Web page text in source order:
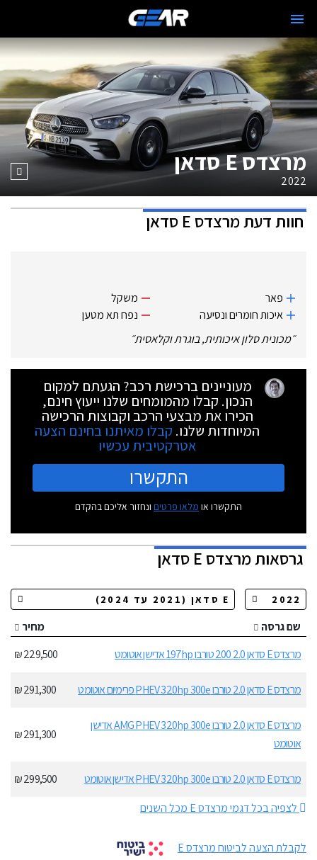
מרצדס E סדאן
2022
חוות דעתמרצדס E סדאן
פאר
איכות חומרים ונסיעה
משקל
נפח תא מטען
״מכונית סלון איכותית, בוגרת וקלאסית״
מעוניינים ברכישת רכב? הגעתם למקום
הנכון. קבלו מהמומחים שלנו ייעוץ חינם,
הכירו את מבצעי הרכב וקבוצות הרכישה
המיוחדות שלנו. קבלו מאיתנו בחינם הצעה
אטרקטיבית עכשיו
התקשרו
התקשרו או מלאו פרטים ונחזור אליכם בהקדם
גרסאותמרצדס E סדאן
שם גרסה
מחיר
מרצדס E סדאן 2.0 200 טורבו 197hp אדישן אוטומט
229,500 ₪
מרצדס E סדאן 2.0 טורבו PHEV 320hp 300e פרימיום אוטומט 291,300 ₪
מרצדס E סדאן 2.0 טורבו AMG PHEV 320hp 300e אדישן
אוטומט
291,300 ₪
מרצדס E סדאן 2.0 טורבו PHEV 320hp 300e אדישן אוטומט
299,500 ₪
לצפיה בכל דגמי מרצדס E מכל השנים
לקבלת הצעה לביטוח מרצדס E